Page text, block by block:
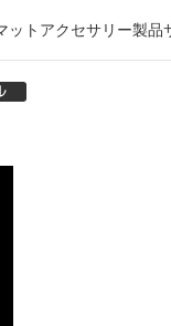
ット アクセサリー製品